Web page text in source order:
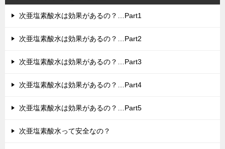
次亜塩素酸水は効果があるの？…Part1
次亜塩素酸水は効果があるの？…Part2
次亜塩素酸水は効果があるの？…Part3
次亜塩素酸水は効果があるの？…Part4
次亜塩素酸水は効果があるの？…Part5
次亜塩素酸水って安全なの？